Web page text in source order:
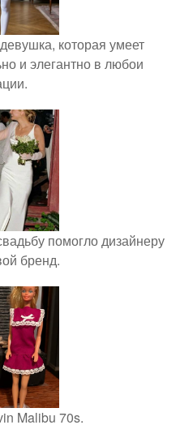
которая умеет
и элегантно в любои
помогло дизайнеру
бренд.
Malibu 70s.